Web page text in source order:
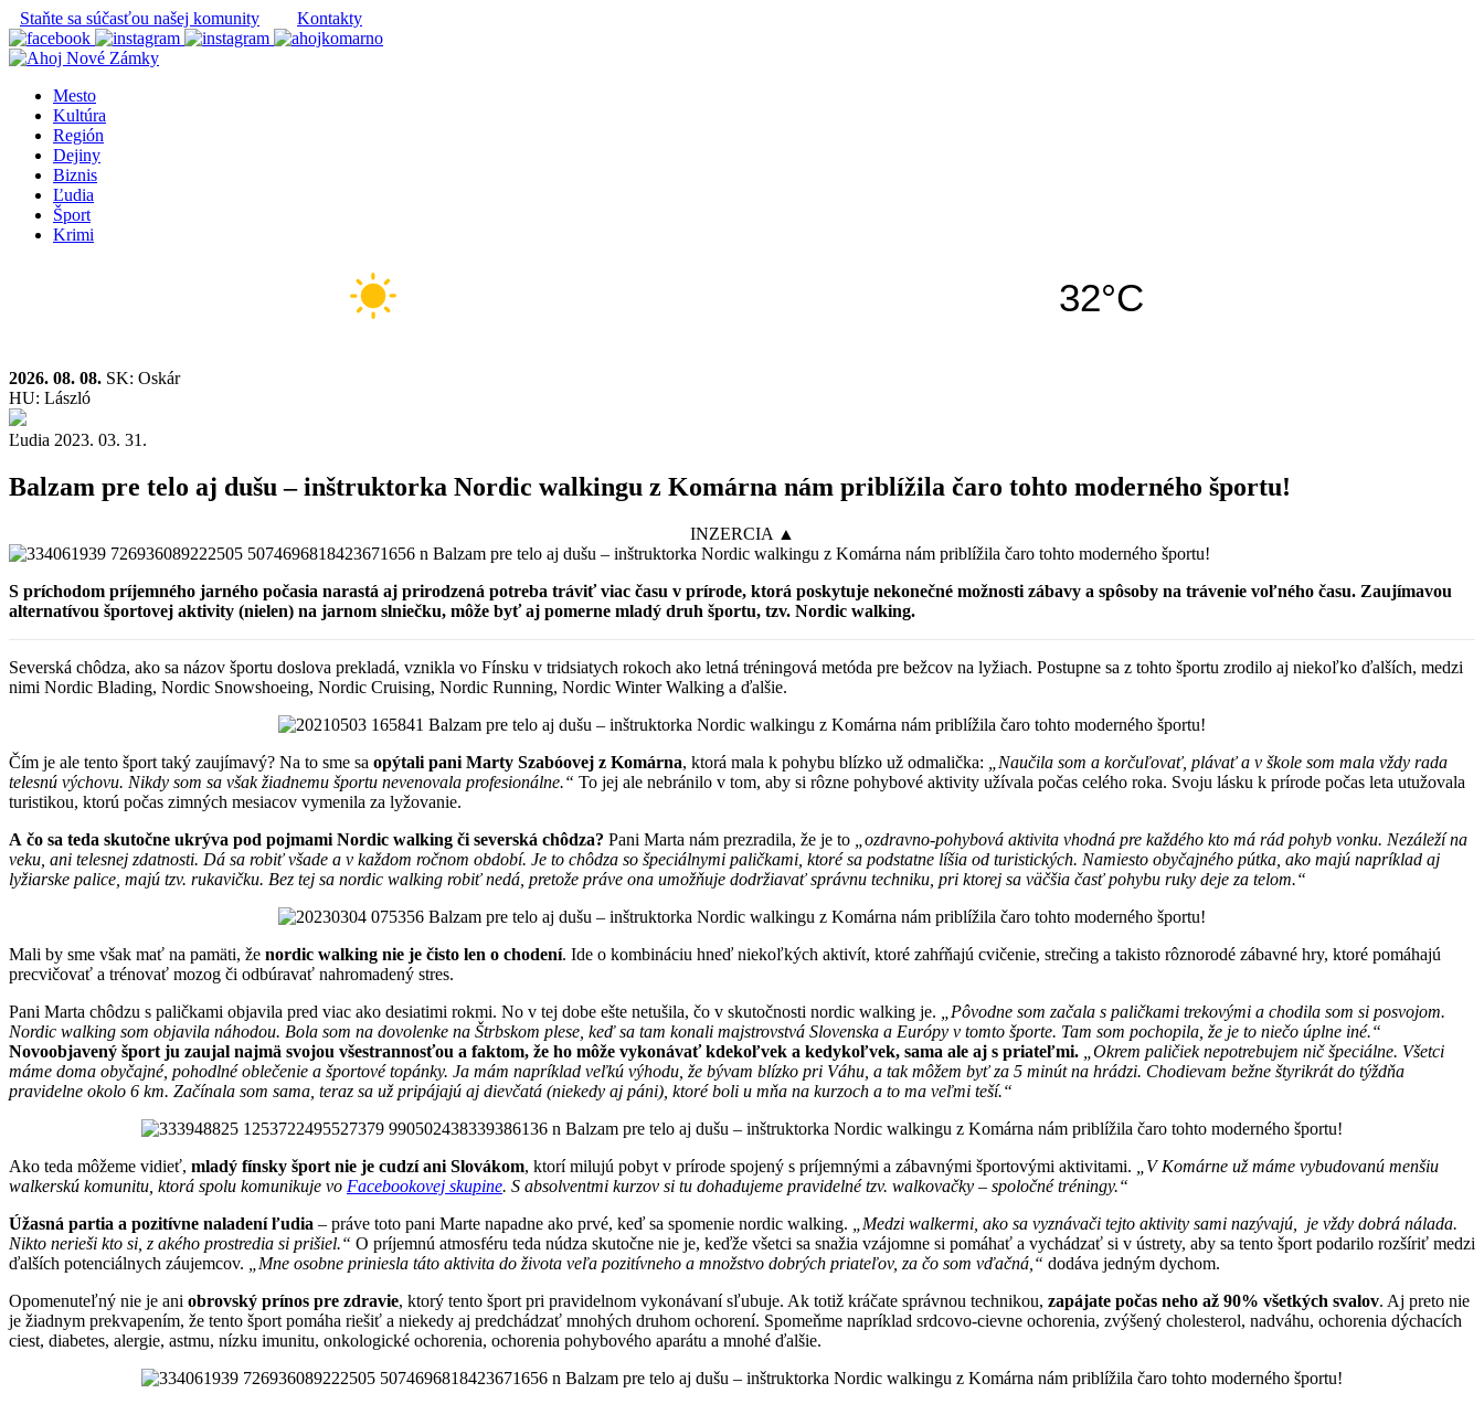
Staňte sa súčasťou našej komunity Kontakty
Mesto
Kultúra
Región
Dejiny
Biznis
Ľudia
Šport
Krimi
32°C
2026. 08. 08. SK: Oskár
HU: László
Ľudia 2023. 03. 31.
Balzam pre telo aj dušu – inštruktorka Nordic walkingu z Komárna nám priblížila čaro tohto moderného športu!
INZERCIA ▲
S príchodom príjemného jarného počasia narastá aj prirodzená potreba tráviť viac času v prírode, ktorá poskytuje nekonečné možnosti zábavy a spôsoby na trávenie voľného času. Zaujímavou
alternatívou športovej aktivity (nielen) na jarnom slniečku, môže byť aj pomerne mladý druh športu, tzv. Nordic walking.
Severská chôdza, ako sa názov športu doslova prekladá, vznikla vo Fínsku v tridsiatych rokoch ako letná tréningová metóda pre bežcov na lyžiach. Postupne sa z tohto športu zrodilo aj niekoľko ďalších, medzi
nimi Nordic Blading, Nordic Snowshoeing, Nordic Cruising, Nordic Running, Nordic Winter Walking a ďalšie.
Čím je ale tento šport taký zaujímavý? Na to sme sa opýtali pani Marty Szabóovej z Komárna, ktorá mala k pohybu blízko už odmalička:
„Naučila som a korčuľovať, plávať a v škole som mala vždy rada
telesnú výchovu. Nikdy som sa však žiadnemu športu nevenovala profesionálne.“ To jej ale nebránilo v tom, aby si rôzne pohybové aktivity užívala počas celého roka. Svoju lásku k prírode počas leta utužovala
turistikou, ktorú počas zimných mesiacov vymenila za lyžovanie.
A čo sa teda skutočne ukrýva pod pojmami Nordic walking či severská chôdza? Pani Marta nám prezradila, že je to
„ozdravno-pohybová aktivita vhodná pre každého kto má rád pohyb vonku. Nezáleží na
veku, ani telesnej zdatnosti. Dá sa robiť všade a v každom ročnom období. Je to chôdza so špeciálnymi paličkami, ktoré sa podstatne líšia od turistických. Namiesto obyčajného pútka, ako majú napríklad aj
lyžiarske palice, majú tzv. rukavičku. Bez tej sa nordic walking robiť nedá, pretože práve ona umožňuje dodržiavať správnu techniku, pri ktorej sa väčšia časť pohybu ruky deje za telom.“
Mali by sme však mať na pamäti, že nordic walking nie je čisto len o chodení. Ide o kombináciu hneď niekoľkých aktivít, ktoré zahŕňajú cvičenie, strečing a takisto rôznorodé zábavné hry, ktoré pomáhajú
precvičovať a trénovať mozog či odbúravať nahromadený stres.
Pani Marta chôdzu s paličkami objavila pred viac ako desiatimi rokmi. No v tej dobe ešte netušila, čo v skutočnosti nordic walking je.
„Pôvodne som začala s paličkami trekovými a chodila som si posvojom.
Nordic walking som objavila náhodou. Bola som na dovolenke na Štrbskom plese, keď sa tam konali majstrovstvá Slovenska a Európy v tomto športe. Tam som pochopila, že je to niečo úplne iné.“
Novoobjavený šport ju zaujal najmä svojou všestrannosťou a faktom, že ho môže vykonávať kdekoľvek a kedykoľvek, sama ale aj s priateľmi.
„Okrem paličiek nepotrebujem nič špeciálne. Všetci
máme doma obyčajné, pohodlné oblečenie a športové topánky. Ja mám napríklad veľkú výhodu, že bývam blízko pri Váhu, a tak môžem byť za 5 minút na hrádzi. Chodievam bežne štyrikrát do týždňa
pravidelne okolo 6 km. Začínala som sama, teraz sa už pripájajú aj dievčatá (niekedy aj páni), ktoré boli u mňa na kurzoch a to ma veľmi teší.“
Ako teda môžeme vidieť, mladý fínsky šport nie je cudzí ani Slovákom, ktorí milujú pobyt v prírode spojený s príjemnými a zábavnými športovými aktivitami.
„V Komárne už máme vybudovanú menšiu
walkerskú komunitu, ktorá spolu komunikuje vo Facebookovej skupine. S absolventmi kurzov si tu dohadujeme pravidelné tzv. walkovačky – spoločné tréningy.“
Úžasná partia a pozitívne naladení ľudia – práve toto pani Marte napadne ako prvé, keď sa spomenie nordic walking.
„Medzi walkermi, ako sa vyznávači tejto aktivity sami nazývajú, je vždy dobrá nálada.
Nikto nerieši kto si, z akého prostredia si prišiel.“ O príjemnú atmosféru teda núdza skutočne nie je, keďže všetci sa snažia vzájomne si pomáhať a vychádzať si v ústrety, aby sa tento šport podarilo rozšíriť medzi
ďalších potenciálnych záujemcov.
„Mne osobne priniesla táto aktivita do života veľa pozitívneho a množstvo dobrých priateľov, za čo som vďačná,“ dodáva jedným dychom.
Opomenuteľný nie je ani obrovský prínos pre zdravie, ktorý tento šport pri pravidelnom vykonávaní sľubuje. Ak totiž kráčate správnou technikou, zapájate počas neho až 90% všetkých svalov. Aj preto nie
je žiadnym prekvapením, že tento šport pomáha riešiť a niekedy aj predchádzať mnohých druhom ochorení. Spomeňme napríklad srdcovo-cievne ochorenia, zvýšený cholesterol, nadváhu, ochorenia dýchacích
ciest, diabetes, alergie, astmu, nízku imunitu, onkologické ochorenia, ochorenia pohybového aparátu a mnohé ďalšie.